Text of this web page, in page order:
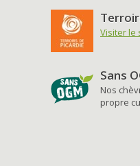
Visiter le
Sans
Nos
propre